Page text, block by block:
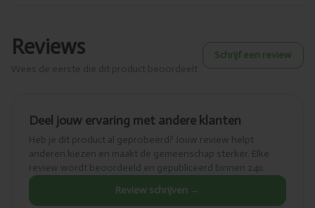
Reviews
Wees de eerste die dit product beoordeelt
Schrijf een review
Deel jouw ervaring met andere klanten
Heb je dit product al geprobeerd? Jouw review helpt
anderen kiezen en maakt de gemeenschap sterker. Elke
review wordt beoordeeld en gepubliceerd binnen 24u.
Review schrijven →